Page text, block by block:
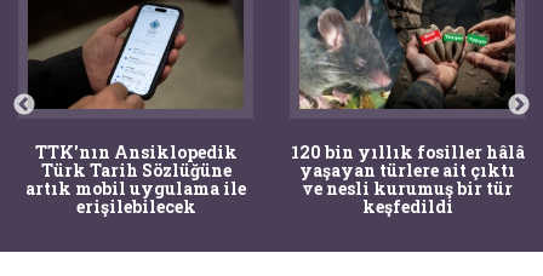
TTK'nın Ansiklopedik
Türk Tarih Sözlüğüne
artık mobil uygulama ile
erişilebilecek
120 bin yıllık fosiller hâlâ
yaşayan türlere ait çıktı
ve nesli kurumuş bir tür
keşfedildi